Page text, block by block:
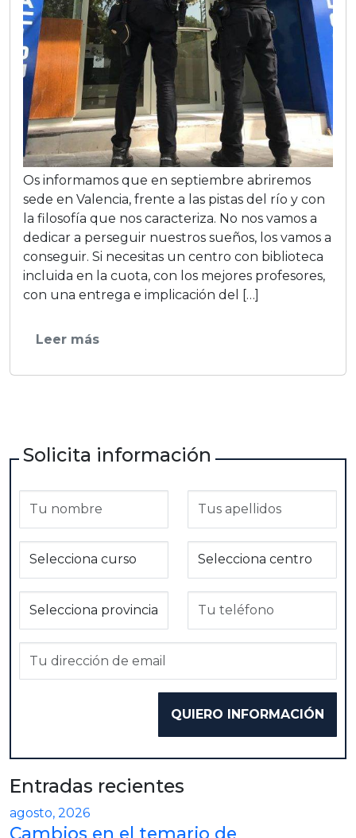
Os informamos que en septiembre abriremos
sede en Valencia, frente a las pistas del río y con
la filosofía que nos caracteriza. No nos vamos a
dedicar a perseguir nuestros sueños, los vamos a
conseguir. Si necesitas un centro con biblioteca
incluida en la cuota, con los mejores profesores,
con una entrega e implicación del […]
Leer más
Solicita información
Entradas recientes
agosto, 2026
Cambios en el temario de